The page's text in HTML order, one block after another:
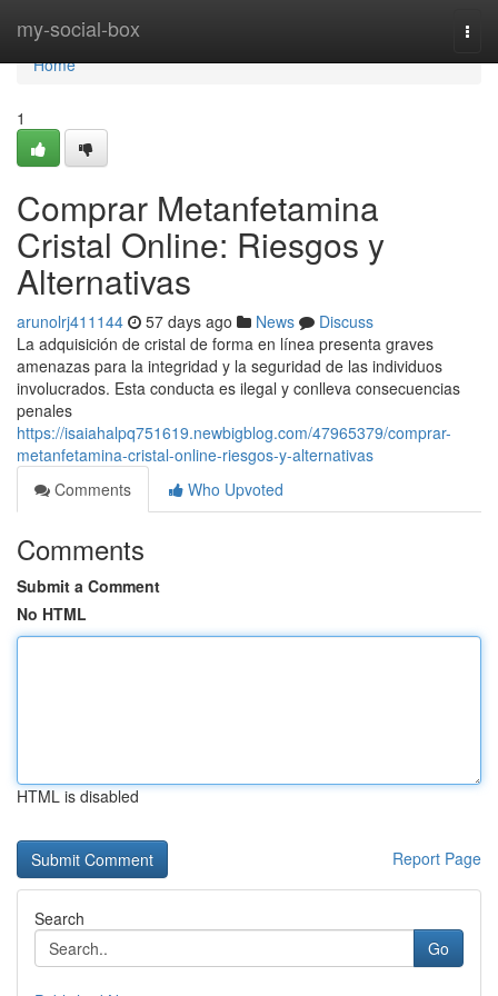
my-social-box
Home
Home
1
Comprar Metanfetamina
Cristal Online: Riesgos y
Alternativas
arunolrj411144 57 days ago News
Discuss
La adquisición de cristal de forma en línea presenta graves
amenazas para la integridad y la seguridad de las individuos
involucrados. Esta conducta es ilegal y conlleva consecuencias
penales
https://isaiahalpq751619.newbigblog.com/47965379/comprar-
metanfetamina-cristal-online-riesgos-y-alternativas
Comments
Who Upvoted
Comments
Submit a Comment
No HTML
HTML is disabled
Report Page
Search
Go